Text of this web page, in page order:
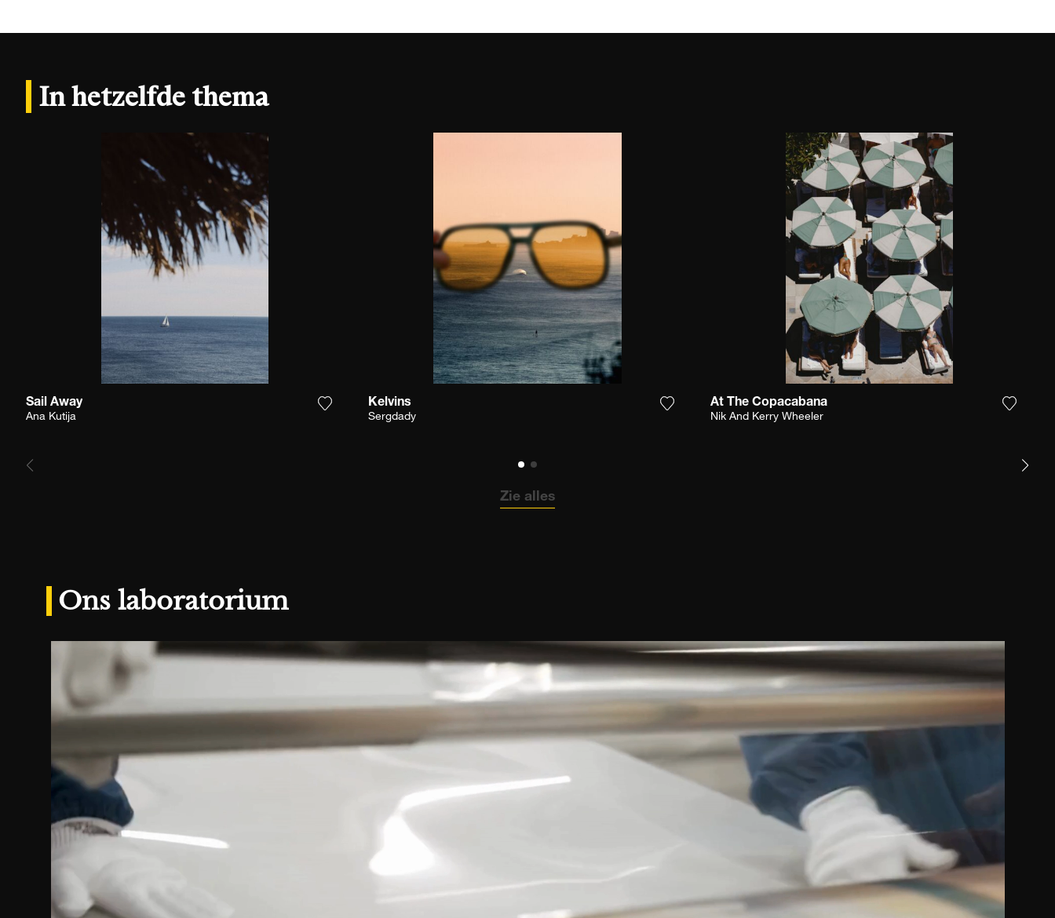
In hetzelfde thema
Sail Away
Ana Kutija Voeg het product toe aan mijn verlanglijst
Kelvins
Sergdady Voeg het product toe aan mijn verlanglijst
At The Copacabana
Nik And Kerry Wheeler
Zie alles
Ons laboratorium